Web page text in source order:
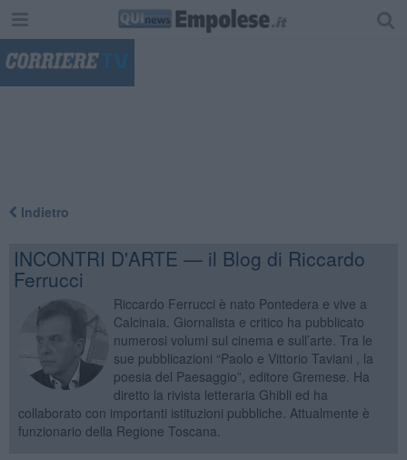
Indietro
INCONTRI D'ARTE — il Blog di Riccardo
Ferrucci
Riccardo Ferrucci è nato Pontedera e vive a
Calcinaia. Giornalista e critico ha pubblicato
numerosi volumi sul cinema e sull’arte. Tra le
sue pubblicazioni “Paolo e Vittorio Taviani , la
poesia del Paesaggio”, editore Gremese. Ha
diretto la rivista letteraria Ghibli ed ha
collaborato con importanti istituzioni pubbliche. Attualmente è
funzionario della Regione Toscana.